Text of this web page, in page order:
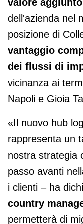
dell'azienda nel
posizione di
vantaggio
dei flussi di
vicinanza ai
Napoli e Gioia
«Il nuovo hub
rappresenta un
nostra strategia
passo avanti
i clienti – ha
country
permetterà di